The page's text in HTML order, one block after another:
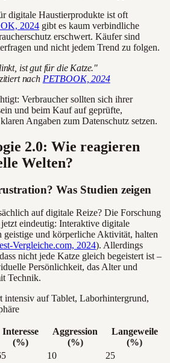
digitale Haustierprodukte ist oft
2024 gibt es kaum verbindliche
erschwert. Käufer sind
und nicht jedem Trend zu folgen.
ist gut für die Katze."
nach PETBOOK, 2024
Verbraucher sollten sich ihrer
und beim Kauf auf geprüfte,
Angaben zum Datenschutz setzen.
2.0: Wie reagieren
Welten?
Was Studien zeigen
auf digitale Reize? Die Forschung
eindeutig: Interaktive digitale
geistige und körperliche Aktivität, halten
Vergleiche.com, 2024). Allerdings
nicht jede Katze gleich begeistert ist –
Persönlichkeit, das Alter und
Technik.
Interesse
(%)
Aggression
(%)
Langeweile
(%)
10
25